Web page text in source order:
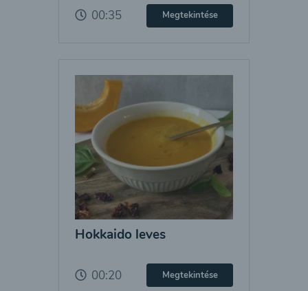
00:35 Megtekintése
Hokkaido leves
00:20 Megtekintése